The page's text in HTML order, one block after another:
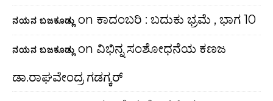
ನಯನ ಬಜಕೂಡ್ಲು on ಕಾದಂಬರಿ : ಬದುಕು ಭ್ರಮೆ , ಭಾಗ 10
ನಯನ ಬಜಕೂಡ್ಲು on ವಿಭಿನ್ನ ಸಂಶೋಧನೆಯ ಕಣಜ
ಡಾ.ರಾಘವೇಂದ್ರ ಗಡಗ್ಕರ್